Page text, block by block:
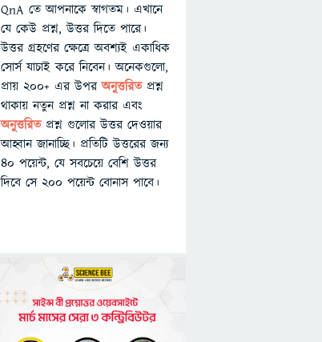
QnA তে আপনাকে স্বাগতম। এখানে
যে কেউ প্রশ্ন, উত্তর দিতে পারে।
উত্তর গ্রহণের ক্ষেত্রে অবশ্যই একাধিক
সোর্স যাচাই করে নিবেন। অনেকগুলো,
প্রায় ২০০+ এর উপরঅনুত্তরিতপ্রশ্ন
থাকায় নতুন প্রশ্ন না করার এবং
অনুত্তরিত প্রশ্ন গুলোর উত্তর দেওয়ার
আহ্বান জানাচ্ছি। প্রতিটি উত্তরের জন্য
৪০ পয়েন্ট, যে সবচেয়ে বেশি উত্তর
দিবে সে ২০০ পয়েন্ট বোনাস পাবে।